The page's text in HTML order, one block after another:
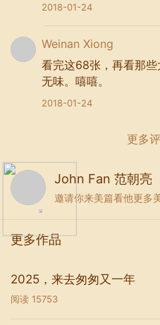
2018-01-24
Weinan Xiong
看完这68张，再看那
无味。嘻嘻。
2018-01-24
更多
John Fan 范朝亮
邀请你来美篇看他更多
更多作品
2025，来去匆匆又一年
阅读 15753